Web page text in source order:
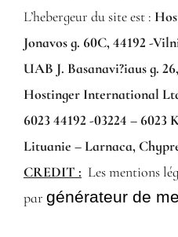
L’hebergeur du site est :
Jonavos g. 60C, 44192 -
UAB J. Basanavi?iaus g.
Hostinger International
6023 44192 -03224 –
Lituanie – Larnaca,
CREDIT : Les mentions
par générateur de